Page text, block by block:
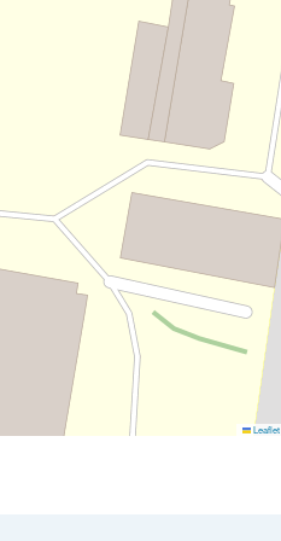
Leaflet